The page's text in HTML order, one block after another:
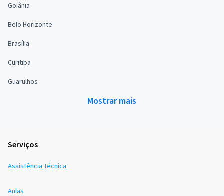
Goiânia
Belo Horizonte
Brasília
Curitiba
Guarulhos
Mostrar mais
Serviços
Assistência Técnica
Aulas